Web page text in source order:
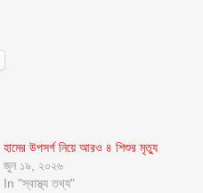
হামের উপসর্গ নিয়ে আরও ৪ শিশুর মৃত্যু
জুন ১৯, ২০২৬
In "স্বাস্থ্য তথ্য"